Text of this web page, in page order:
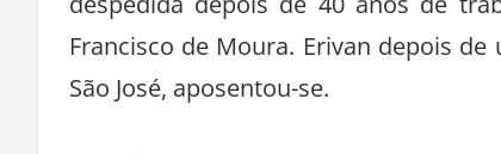
despedida depois de 40 anos de
Francisco de Moura. Erivan depois
São José, aposentou-se.